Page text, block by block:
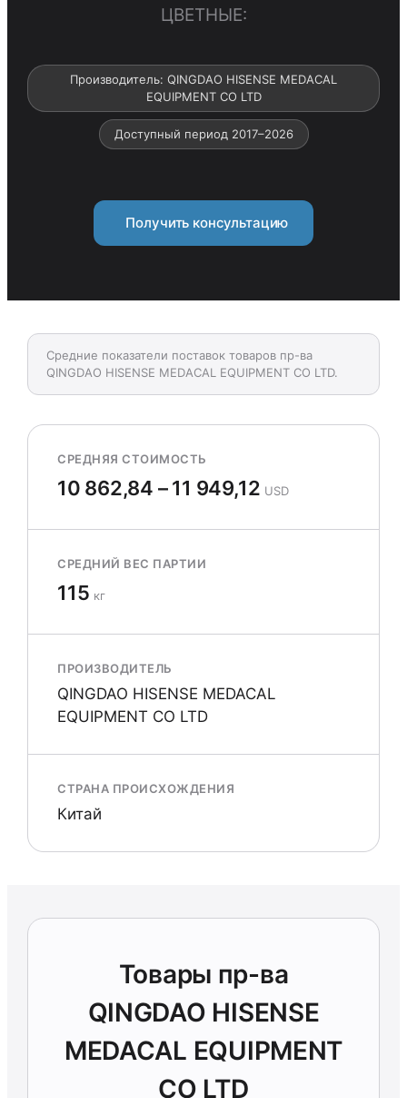
ЦВЕТНЫЕ:
Производитель: QINGDAO HISENSE MEDACAL
EQUIPMENT CO LTD
Доступный период 2017–2026
Получить консультацию
Средние показатели поставок товаров пр-ва
QINGDAO HISENSE MEDACAL EQUIPMENT CO LTD.
СРЕДНЯЯ СТОИМОСТЬ
10 862,84 – 11 949,12 USD
СРЕДНИЙ ВЕС ПАРТИИ
115 кг
ПРОИЗВОДИТЕЛЬ
QINGDAO HISENSE MEDACAL
EQUIPMENT CO LTD
СТРАНА ПРОИСХОЖДЕНИЯ
Китай
Товары пр-ва
QINGDAO HISENSE
MEDACAL EQUIPMENT
CO LTD